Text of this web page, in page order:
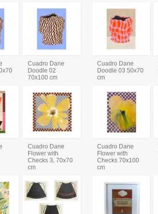
Cuadro Dane
Doodle 02
70x100 cm
Cuadro Dane
Doodle 03 50x70
cm
Cuadro Dane
Flower with
Checks 3, 70x70
cm
Cuadro Dane
Flower with
Checks 70x100
cm